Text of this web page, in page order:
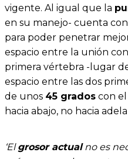
vigente. Al igual que la
en su manejo- cuenta
para poder penetrar
espacio entre la unión
primera vértebra -lugar
espacio entre las dos
de unos 45 grados con
hacia abajo, no hacia
‘Elgrosor actualno es